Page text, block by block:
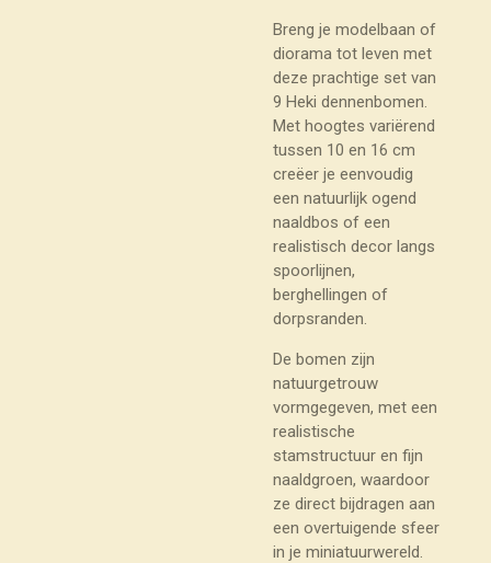
Breng je modelbaan of
diorama tot leven met
deze prachtige set van
9 Heki dennenbomen.
Met hoogtes variërend
tussen 10 en 16 cm
creëer je eenvoudig
een natuurlijk ogend
naaldbos of een
realistisch decor langs
spoorlijnen,
berghellingen of
dorpsranden.
De bomen zijn
natuurgetrouw
vormgegeven, met een
realistische
stamstructuur en fijn
naaldgroen, waardoor
ze direct bijdragen aan
een overtuigende sfeer
in je miniatuurwereld.